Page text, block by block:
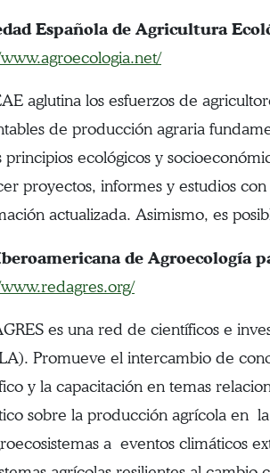
Española de Agricultura
aglutina los esfuerzos de
de producción agraria
principios ecológicos y
proyectos, informes y estudios con
actualizada. Asimismo, es
de Agroecología
es una red de científicos e
Promueve el intercambio de
y la capacitación en temas
sobre la producción agrícola en
a eventos climáticos